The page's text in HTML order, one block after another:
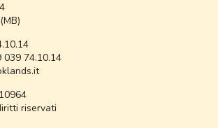
74.10.14
riservati